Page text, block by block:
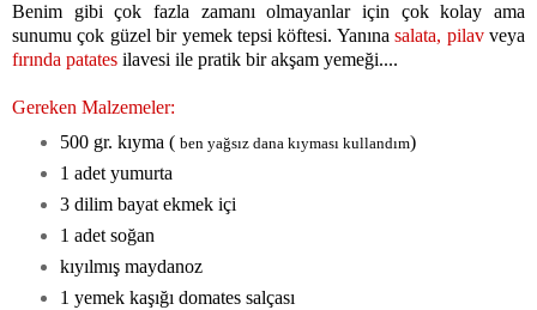
Benim gibi çok fazla zamanı olmayanlar için çok kolay ama
sunumu çok güzel bir yemek tepsi köftesi. Yanınasalata, pilav veya
fırında patates ilavesi ile pratik bir akşam yemeği....
Gereken Malzemeler:
500 gr. kıyma ( ben yağsız dana kıyması kullandım)
1 adet yumurta
3 dilim bayat ekmek içi
1 adet soğan
kıyılmış maydanoz
1 yemek kaşığı domates salçası